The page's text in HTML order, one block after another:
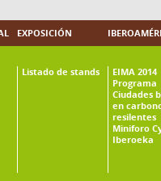
EXPOSICIÓN
Listado de stands
EIMA 2014
Programa
Ciudades
en
resilentes
Miniforo
Iberoeka